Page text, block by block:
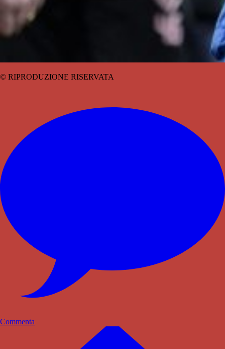
© RIPRODUZIONE RISERVATA
Commenta